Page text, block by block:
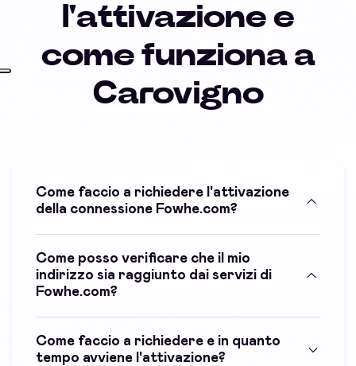
l'attivazione e
come funziona a
Carovigno
Come faccio a richiedere l'attivazione
della connessione Fowhe.com?
Come posso verificare che il mio
indirizzo sia raggiunto dai servizi di
Fowhe.com?
Come faccio a richiedere e in quanto
tempo avviene l'attivazione?